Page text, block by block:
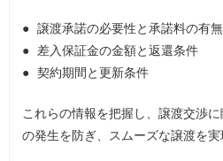
譲渡承諾の必要性と承諾料の有無
差入保証金の金額と返還条件
契約期間と更新条件
これらの情報を把握し、譲渡交渉
の発生を防ぎ、スムーズな譲渡を実